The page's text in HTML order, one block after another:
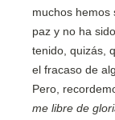
muchos hemos
paz y no ha
tenido, quizás,
el fracaso de
Pero,
me libre de